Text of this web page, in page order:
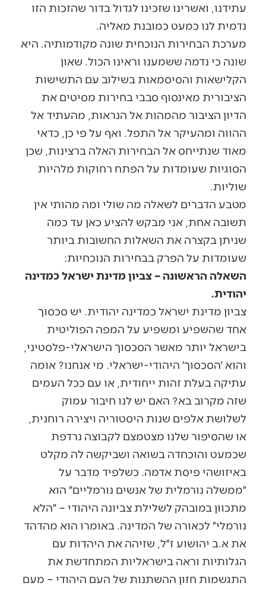
עתידנו, ואשרינו שזכינו לגדול בדור שהזכות הזו
נדמית לנו כמעט כמובנת מאליה.
מערכת הבחירות הנוכחית שונה מקודמותיה. היא
שונה כי נדמה ששמענו וראינו הכול. שאון
הקלישאות והסיסמאות בשילוב עם התשישות
הציבורית מאינסוף סבבי בחירות מסיטים את
הדיון הציבור מהמהות אל הנראות, מהעתיד אל
ההווה ומהעיקר אל התפל. ואף על פי כן, כדאי
מאוד שנתייחס אל הבחירות האלה ברצינות, שכן
הסוגיות שעומדות על הפתח רחוקות מלהיות
שוליות.
מטבע הדברים לשאלה מה שולי ומה מהותי אין
תשובה אחת, אני מבקש להציע כאן עד כמה
שניתן בקצרה את השאלות החשובות ביותר
שעומדות על הפרק בבחירות הנוכחיות:
השאלה הראשונה – צביון מדינת ישראל כמדינה
יהודית.
צביון מדינת ישראל כמדינה יהודית. יש סכסוך
אחד שהשפיע ומשפיע על המפה הפוליטית
בישראל יותר מאשר הסכסוך הישראלי-פלסטיני,
והוא ׳הסכסוך׳ היהודי-ישראלי. מי אנחנו? אומה
עתיקה בעלת זהות ייחודית, או עם ככל העמים
שזה מקרוב בא? האם יש לנו חיבור עמוק
לשלושת אלפים שנות היסטוריה ויצירה רוחנית,
או שהסיפור שלנו מצטמצם לקבוצה נרדפת
שכמעט והוכחדה בשואה ושביקשה לה מקלט
באיזושהי פיסת אדמה. כשלפיד מדבר על
״ממשלה נורמלית של אנשים נורמליים״ הוא
מתכוון במובהק לשלילת צביונה היהודי – ״הלא
נורמלי״ לכאורה של המדינה. באומרו הוא מהדהד
את א.ב יהושוע ז״ל, שזיהה את היהדות עם
הגלותיות וראה בישראליות המתחדשת את
התגשמות חזון ההשתנות של העם היהודי – מעם